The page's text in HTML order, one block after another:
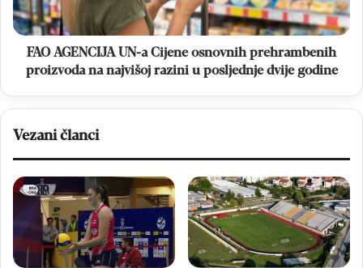
proizvoda
na
najvišoj
razini
godine
FAO AGENCIJA UN-a Cijene osnovnih prehrambenih
proizvoda na najvišoj razini u posljednje dvije godine
Vezani članci